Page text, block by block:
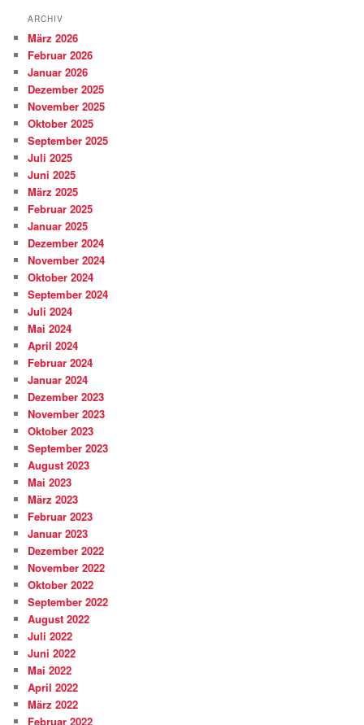
ARCHIV
März 2026
Februar 2026
Januar 2026
Dezember 2025
November 2025
Oktober 2025
September 2025
Juli 2025
Juni 2025
März 2025
Februar 2025
Januar 2025
Dezember 2024
November 2024
Oktober 2024
September 2024
Juli 2024
Mai 2024
April 2024
Februar 2024
Januar 2024
Dezember 2023
November 2023
Oktober 2023
September 2023
August 2023
Mai 2023
März 2023
Februar 2023
Januar 2023
Dezember 2022
November 2022
Oktober 2022
September 2022
August 2022
Juli 2022
Juni 2022
Mai 2022
April 2022
März 2022
Februar 2022